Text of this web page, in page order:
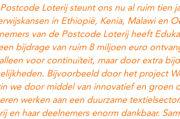
Postcode Loterij steunt ons nu al ruim tien
in Ethiopië, Kenia, Malawi en
van de Postcode Loterij heeft
bijdrage van ruim 8 miljoen euro
voor continuïteit, maar door extra
Bijvoorbeeld door het project
we door middel van innovatief en groen
werken aan een duurzame
en haar deelnemers enorm dankbaar.